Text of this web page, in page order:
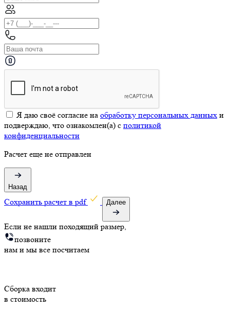
Я даю своё согласие на обработку персональных данных и
подверждаю, что ознакомлен(а) с политикой
конфиденциальности
Расчет еще не отправлен
Назад
Cохранить расчет в pdf Далее
Если не нашли походящий размер,
позвоните
нам и мы все посчитаем
Cборка входит
в стоимость